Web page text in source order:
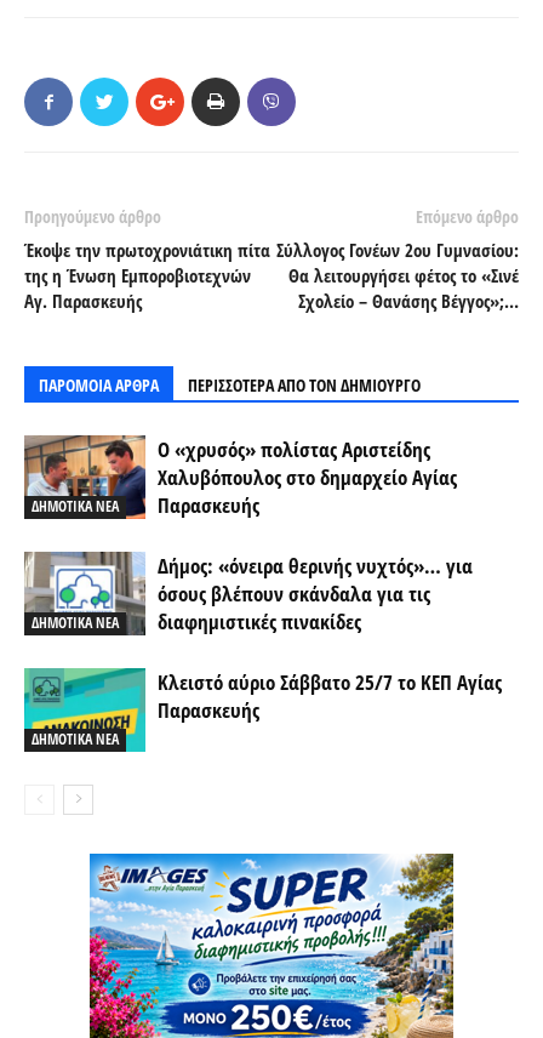
Προηγούμενο άρθρο
Έκοψε την πρωτοχρονιάτικη πίτα
της η Ένωση Εμποροβιοτεχνών
Αγ. Παρασκευής
Επόμενο άρθρο
Σύλλογος Γονέων 2ου Γυμνασίου:
Θα λειτουργήσει φέτος το «Σινέ
Σχολείο – Θανάσης Βέγγος»;…
ΠΑΡΟΜΟΙΑ ΑΡΘΡΑ ΠΕΡΙΣΣΟΤΕΡΑ ΑΠΟ ΤΟΝ ΔΗΜΙΟΥΡΓΟ
ΔΗΜΟΤΙΚΑ ΝΕΑ
Ο «χρυσός» πολίστας Αριστείδης
Χαλυβόπουλος στο δημαρχείο Αγίας
Παρασκευής
ΔΗΜΟΤΙΚΑ ΝΕΑ
Δήμος: «όνειρα θερινής νυχτός»… για
όσους βλέπουν σκάνδαλα για τις
διαφημιστικές πινακίδες
ΔΗΜΟΤΙΚΑ ΝΕΑ
Κλειστό αύριο Σάββατο 25/7 το ΚΕΠ Αγίας
Παρασκευής